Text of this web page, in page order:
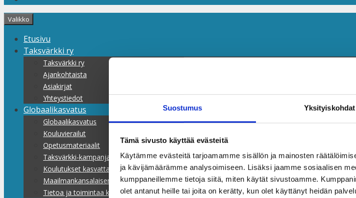
Suostumus Yksityiskohdat
Tämä sivusto käyttää evästeitä
Käytämme evästeitä tarjoamamme sisällön ja mainosten
ja kävijämäärämme analysoimiseen. Lisäksi jaamme sosiaalisen
kumppaneillemme tietoja siitä, miten käytät sivustoamme.
olet antanut heille tai joita on kerätty, kun olet käyttänyt heidän
Valikko
Etusivu
Taksvärkki ry
Taksvärkki ry
Ajankohtaista
Asiakirjat
Yhteystiedot
Globaalikasvatus
Globaalikasvatus
Kouluvierailut
Opetusmateriaalit
Taksvärkki-kampanjat
Koulutukset kasvattajille
Maailmankansalaisen koulu
Tietoa ja toimintaa kaikille